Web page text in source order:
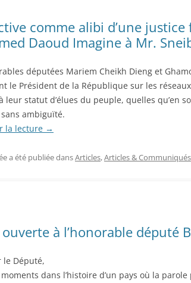
comme alibi d’une
Daoud Imagine à Mr.
députées Mariem Cheikh Dieng et
le Président de la République sur les
leur statut d’élues du peuple, quelles qu’en
ambiguïté.
la lecture →
a été publiée dansArticles,Articles & Communiqués
à l’honorable député
le Député,
dans l’histoire d’un pays où la